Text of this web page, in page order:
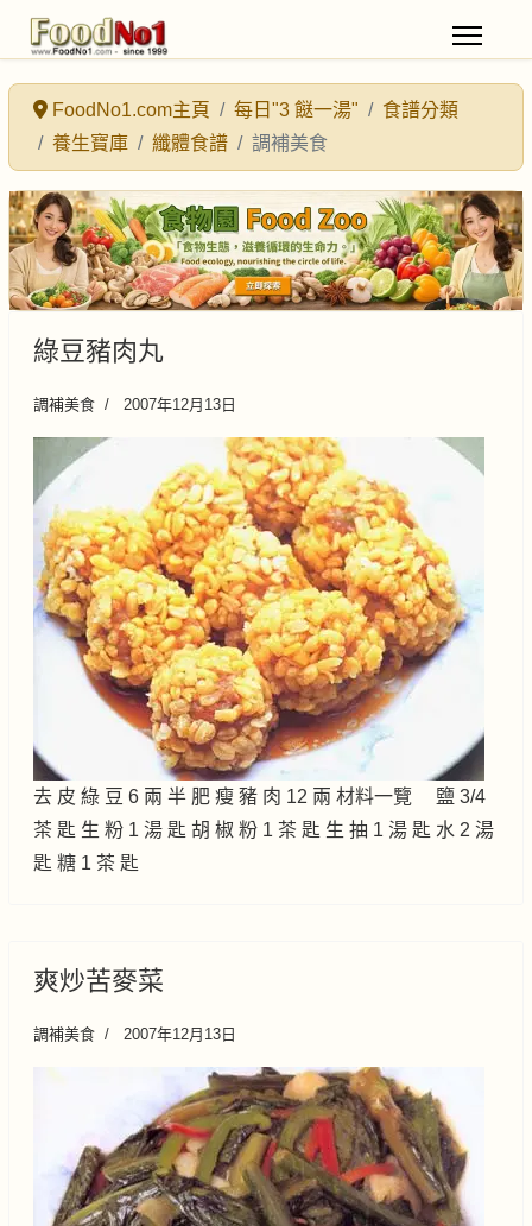
FoodNo1.com主頁 每日"3 餸一湯"
食譜分類
養生寶庫
纖體食譜 調補美食
綠豆豬肉丸
調補美食 2007年12月13日
去 皮 綠 豆 6 兩 半 肥 瘦 豬 肉 12 兩 材料一覽 鹽 3/4
茶 匙 生 粉 1 湯 匙 胡 椒 粉 1 茶 匙 生 抽 1 湯 匙 水 2 湯
匙 糖 1 茶 匙
爽炒苦麥菜
調補美食 2007年12月13日